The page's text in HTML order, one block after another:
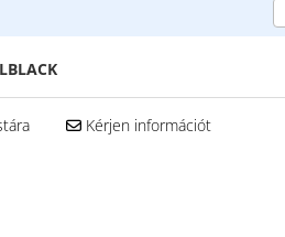
Kérjen információt